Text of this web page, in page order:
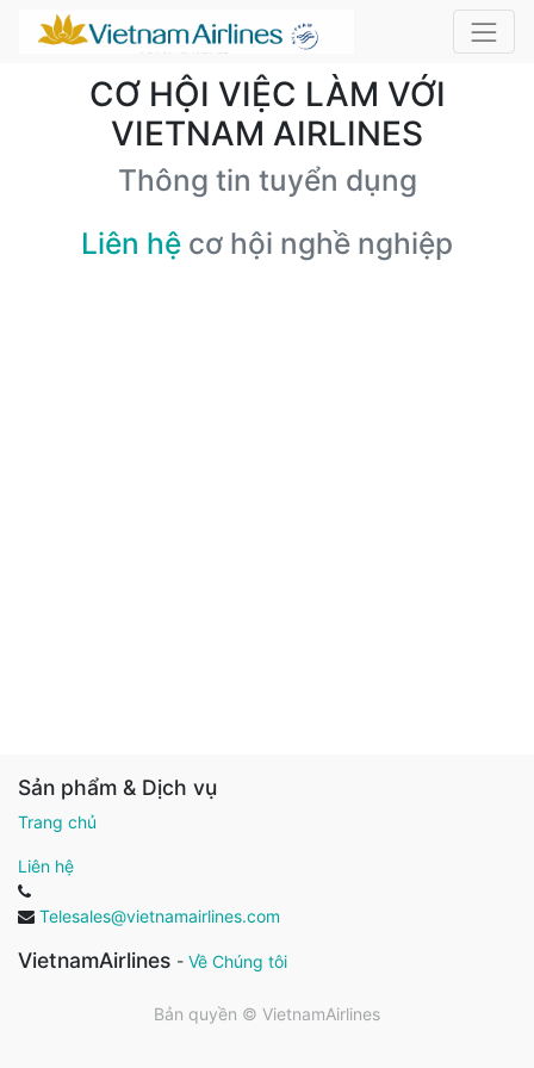
CƠ HỘI VIỆC LÀM VỚI
VIETNAM AIRLINES
Thông tin tuyển dụng
Liên hệ cơ hội nghề nghiệp
Sản phẩm & Dịch vụ
Trang chủ
Liên hệ
Telesales@vietnamairlines.com
VietnamAirlines - Về Chúng tôi
Bản quyền © VietnamAirlines